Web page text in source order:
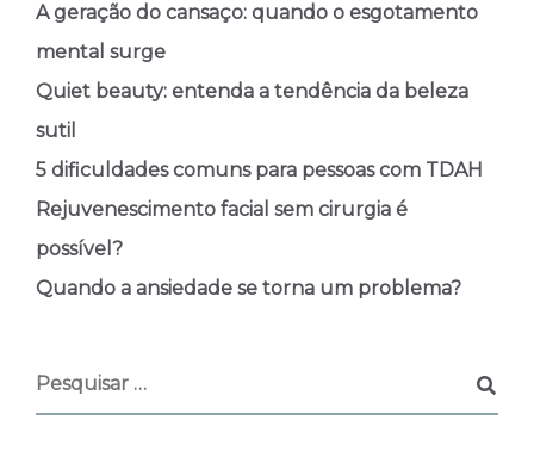
A geração do cansaço: quando o esgotamento
mental surge
Quiet beauty: entenda a tendência da beleza
sutil
5 dificuldades comuns para pessoas com TDAH
Rejuvenescimento facial sem cirurgia é
possível?
Quando a ansiedade se torna um problema?